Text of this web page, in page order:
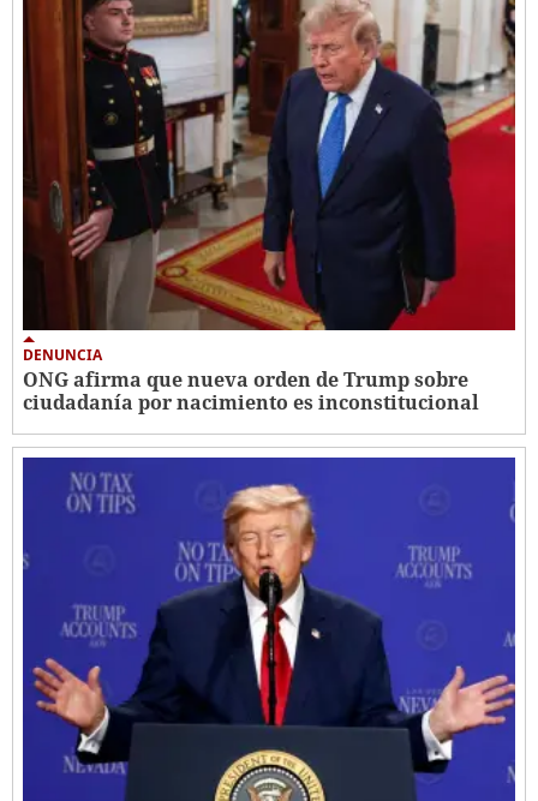
DENUNCIA
ONG afirma que nueva orden de Trump sobre
ciudadanía por nacimiento es inconstitucional